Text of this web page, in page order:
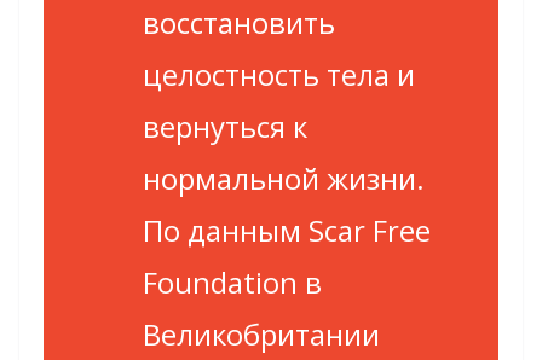
восстановить
целостность тела и
вернуться к
нормальной жизни.
По данным Scar Free
Foundation в
Великобритании